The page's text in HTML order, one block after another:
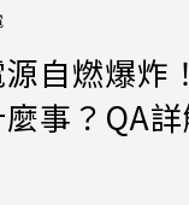
自燃爆炸
事？QA